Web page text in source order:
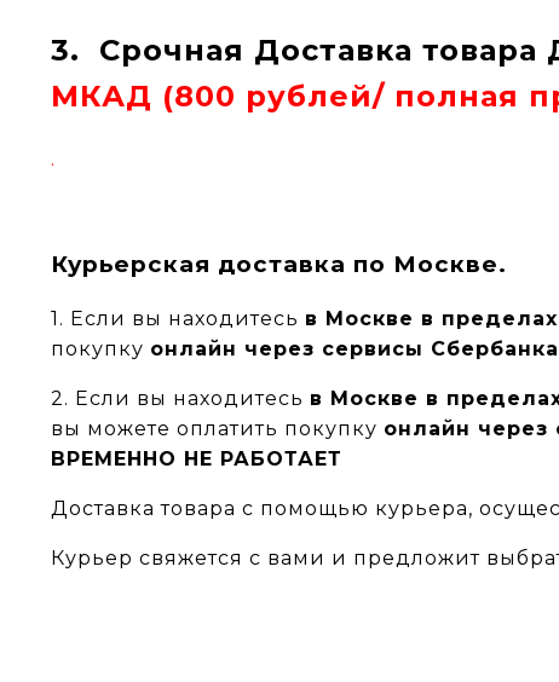
3.
Срочная Доставка
МКАД (800 рублей/ полная
.
Курьерская доставка по Москве.
1. Если вы находитесь в Москве в
покупку онлайн через сервисы
2. Если вы находитесь в Москве в
вы можете оплатить покупку онлайн через
ВРЕМЕННО НЕ РАБОТАЕТ
Доставка товара с помощью курьера,
Курьер свяжется с вами и предложит